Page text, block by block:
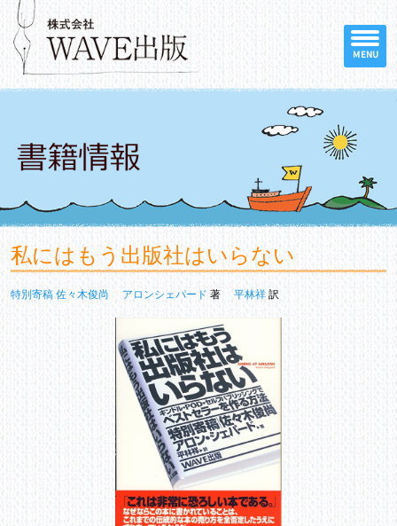
MENU
私にはもう出版社はいらない
特別寄稿 佐々木俊尚 アロンシェパード 著 平林祥 訳